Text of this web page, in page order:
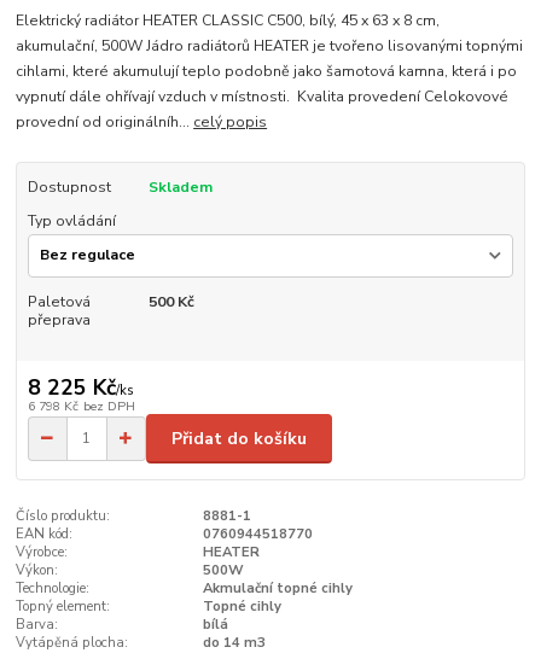
Elektrický radiátor HEATER CLASSIC C500, bílý, 45 x 63 x 8 cm,
akumulační, 500W Jádro radiátorů HEATER je tvořeno lisovanými topnými
cihlami, které akumulují teplo podobně jako šamotová kamna, která i po
vypnutí dále ohřívají vzduch v místnosti. Kvalita provedení Celokovové
provední od originálníh... celý popis
Dostupnost
Skladem
Typ ovládání
Paletová
přeprava
500 Kč
8 225 Kč/ks
6 798 Kč bez DPH
Přidat do košíku
Číslo produktu:
8881-1
EAN kód:
0760944518770
Výrobce:
HEATER
Výkon:
500W
Technologie:
Akmulační topné cihly
Topný element:
Topné cihly
Barva:
bílá
Vytápěná plocha:
do 14 m3